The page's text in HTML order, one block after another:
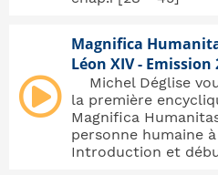
Magnifica
Léon XIV - Emission
Michel Déglise
la première
Magnifica
personne humaine
Introduction et